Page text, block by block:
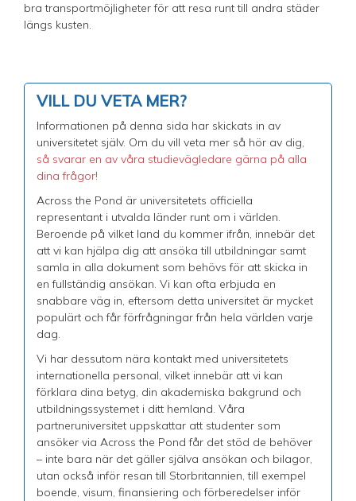
bra transportmöjligheter för att resa runt till andra städer
längs kusten.
VILL DU VETA MER?
Informationen på denna sida har skickats in av
universitetet själv. Om du vill veta mer så hör av dig,
så svarar en av våra studievägledare gärna på alla
dina frågor!
Across the Pond är universitetets officiella
representant i utvalda länder runt om i världen.
Beroende på vilket land du kommer ifrån, innebär det
att vi kan hjälpa dig att ansöka till utbildningar samt
samla in alla dokument som behövs för att skicka in
en fullständig ansökan. Vi kan ofta erbjuda en
snabbare väg in, eftersom detta universitet är mycket
populärt och får förfrågningar från hela världen varje
dag.
Vi har dessutom nära kontakt med universitetets
internationella personal, vilket innebär att vi kan
förklara dina betyg, din akademiska bakgrund och
utbildningssystemet i ditt hemland. Våra
partneruniversitet uppskattar att studenter som
ansöker via Across the Pond får det stöd de behöver
– inte bara när det gäller själva ansökan och bilagor,
utan också inför resan till Storbritannien, till exempel
boende, visum, finansiering och förberedelser inför